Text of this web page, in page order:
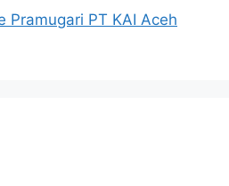
Pramugari PT KAI Aceh